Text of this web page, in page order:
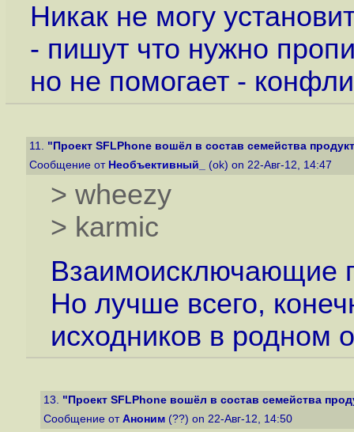
Никак не могу
- пишут что нужно
но не помогает -
11. "Проект SFLPhone вошёл в состав семейства
Сообщение от Необъективный_ (ok) on 22-Авг-12, 14:47
> wheezy
> karmic
Взаимоисключающие
Но лучше всего,
исходников в родном
13. "Проект SFLPhone вошёл в состав семейства
Сообщение от Аноним (??) on 22-Авг-12, 14:50